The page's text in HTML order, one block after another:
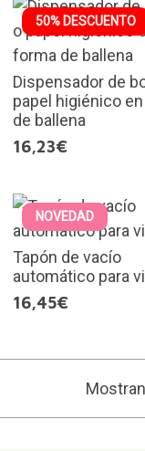
50% DESCUENTO
Dispensador de
papel higiénico
de ballena
16,23€
NOVEDAD
Tapón de vacío
automático para
16,45€